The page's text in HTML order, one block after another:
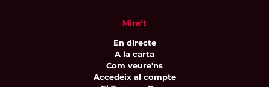
Mira’t
En directe
A la carta
Com veure'ns
Accedeix al compte